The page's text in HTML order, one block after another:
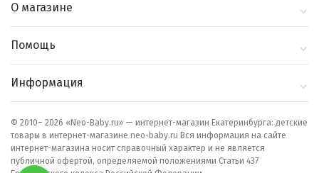
О магазине
Блог
Помощь
Как сделать заказ
Информация
© 2010– 2026 «Neo-Baby.ru» — интернет-магазин Екатеринбурга: детские
товары в интернет-магазине neo-baby.ru Вся информация на сайте
интернет-магазина носит справочный характер и не является
публичной офертой, определяемой положениями Статьи 437